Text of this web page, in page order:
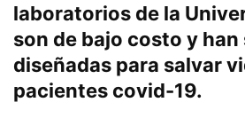
laboratorios de la
son de bajo costo y han
diseñadas para salvar
pacientes covid-19.